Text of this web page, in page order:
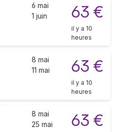
6 mai
1 juin
63 €
il y a 10
heures
8 mai
11 mai
63 €
il y a 10
heures
8 mai
25 mai
63 €